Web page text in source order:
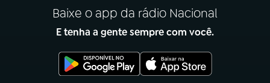
Baixe o app da rádio Nacional
E tenha a gente sempre com você.